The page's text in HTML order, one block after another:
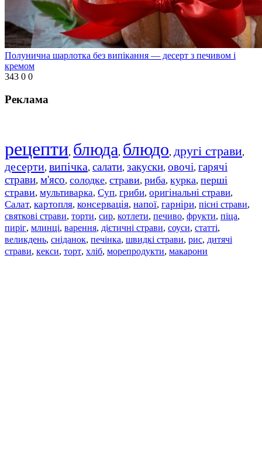
Полунична шарлотка без випікання — десерт з печивом і
кремом
343 0 0
Реклама
рецепти, блюда, блюдо, другі страви,
десерти, випічка, салати, закуски, овочі, гарячі
страви, м'ясо, солодке, страви, риба, курка, перші
страви, мультиварка, Суп, гриби, оригінальні страви,
Салат, картопля, консервація, напої, гарніри, пісні страви,
святкові страви, торти, сир, котлети, печиво, фрукти, піца,
пиріг, млинці, варення, дієтичні страви, соуси, статті,
великдень, сніданок, печінка, швидкі страви, рис, дитячі
страви, кекси, торт, хліб, морепродукти, макарони